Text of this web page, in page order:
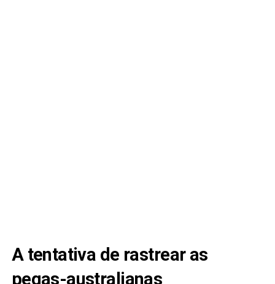
A tentativa de rastrear as
pegas-australianas